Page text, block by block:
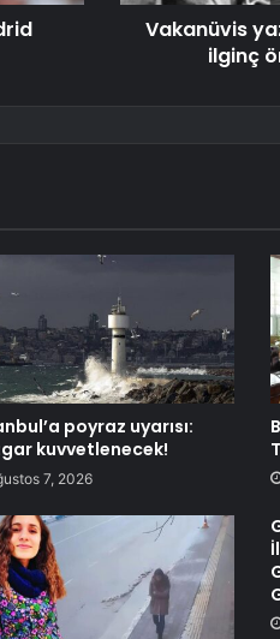
Vakanüvis
ilginç
poyraz uyarısı:
kuvvetlenecek!
7, 2026